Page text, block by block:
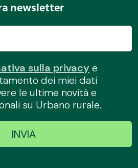
newsletter
sulla privacye
dei miei dati
le ultime novità e
su Urbano rurale.